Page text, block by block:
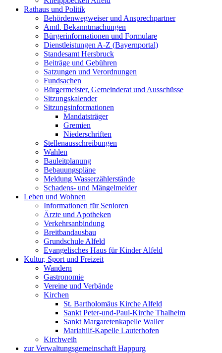
Rathaus und Politik
Behördenwegweiser und Ansprechpartner
Amtl. Bekanntmachungen
Bürgerinformationen und Formulare
Dienstleistungen A-Z (Bayernportal)
Standesamt Hersbruck
Beiträge und Gebühren
Satzungen und Verordnungen
Fundsachen
Bürgermeister, Gemeinderat und Ausschüsse
Sitzungskalender
Sitzungsinformationen
Mandatsträger
Gremien
Niederschriften
Stellenausschreibungen
Wahlen
Bauleitplanung
Bebauungspläne
Meldung Wasserzählerstände
Schadens- und Mängelmelder
Leben und Wohnen
Informationen für Senioren
Ärzte und Apotheken
Verkehrsanbindung
Breitbandausbau
Grundschule Alfeld
Evangelisches Haus für Kinder Alfeld
Kultur, Sport und Freizeit
Wandern
Gastronomie
Vereine und Verbände
Kirchen
St. Bartholomäus Kirche Alfeld
Sankt Peter-und-Paul-Kirche Thalheim
Sankt Margaretenkapelle Waller
Mariahilf-Kapelle Lauterhofen
Kirchweih
zur Verwaltungsgemeinschaft Happurg